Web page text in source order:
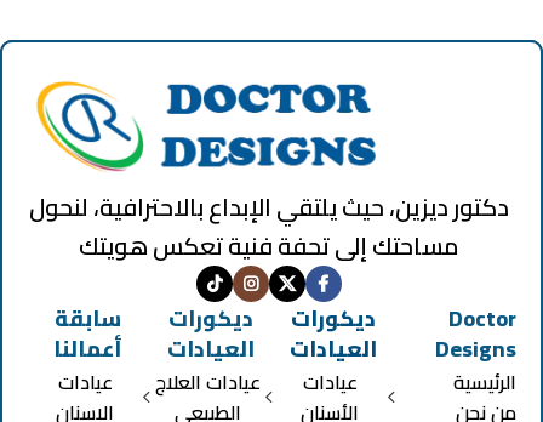
دكتور ديزين، حيث يلتقي الإبداع بالاحترافية، لنحول
مساحتك إلى تحفة فنية تعكس هويتك
Doctor
Designs
الرئيسية
من نحن
ديكورات
العيادات
عيادات
الأسنان
ديكورات
العيادات
عيادات العلاج
الطبيعي
سابقة
أعمالنا
عيادات
الاسنان